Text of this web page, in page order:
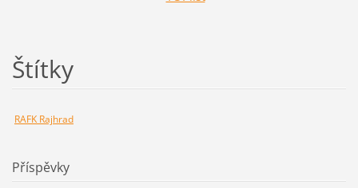
Štítky
RAFK Rajhrad
Příspěvky